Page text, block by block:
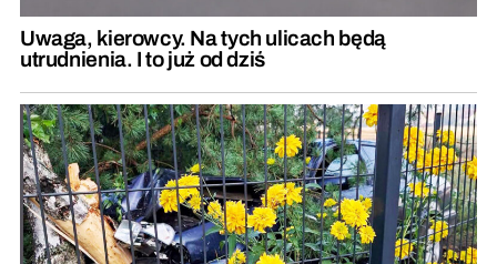
Uwaga, kierowcy. Na tych ulicach będą
utrudnienia. I to już od dziś